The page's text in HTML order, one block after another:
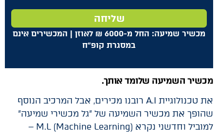
שליחה
מכשיר שמיעה: החל מ-6000 ₪ לאוזן | המכשירים אינם
במסגרת קופ"ח
מכשיר השמיעה שלומד אותך.
את טכנולוגיית A.I רובנו מכירים, אבל המרכיב הנוסף
שהופך את מכשיר השמיעה של "גל מכשירי שמיעה"
למוביל וחדשני נקרא M.L (Machine Learning) –